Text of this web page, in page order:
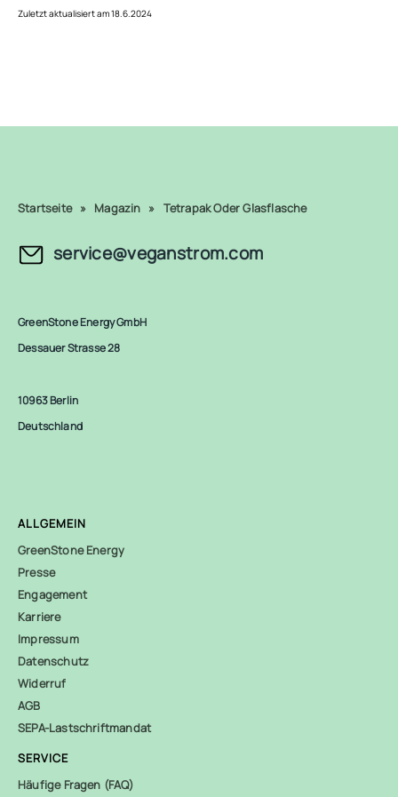
Zuletzt aktualisiert am 18.6.2024
Startseite » Magazin » Tetrapak Oder Glasflasche
service@veganstrom.com
GreenStone Energy GmbH
Dessauer Strasse 28
10963 Berlin
Deutschland
ALLGEMEIN
GreenStone Energy
Presse
Engagement
Karriere
Impressum
Datenschutz
Widerruf
AGB
SEPA-Lastschriftmandat
SERVICE
Häufige Fragen (FAQ)